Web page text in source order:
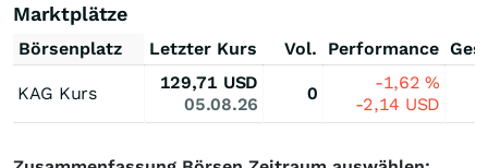
Marktplätze
Börsenplatz Letzter Kurs Vol. Performance
KAG Kurs
129,71 USD
05.08.26
0
-1,62%
-2,14 USD